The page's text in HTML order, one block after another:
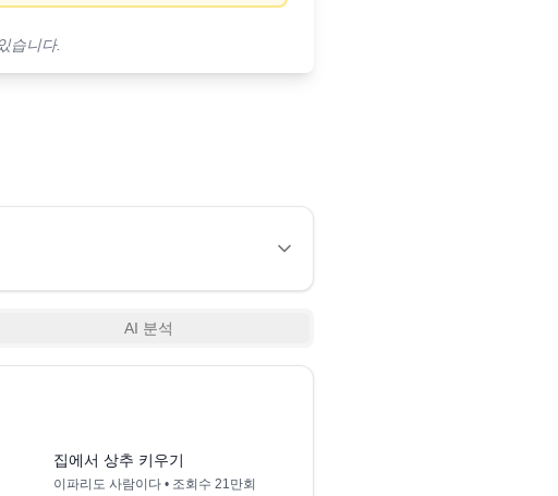
습니다.
AI 분석
집에서 상추 키우기
이파리도 사람이다 • 조회수 21만회